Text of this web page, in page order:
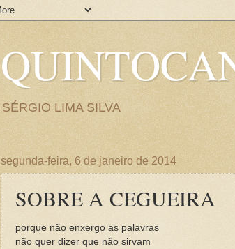
SÉRGIO LIMA SILVA
segunda-feira, 6 de janeiro de 2014
SOBRE A CEGUEIRA
porque não enxergo as palavras
não quer dizer que não sirvam